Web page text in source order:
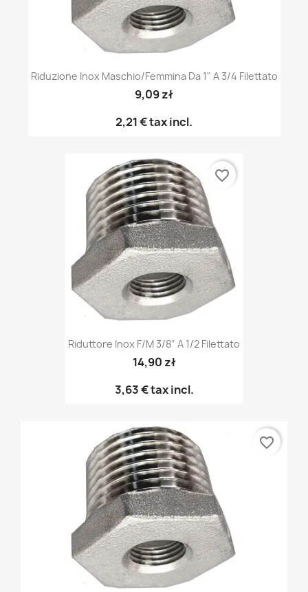
Riduzione Inox Maschio/femmina Da 1" A 3/4 Filettato
9,09 zł
2,21 €tax incl.
Riduttore Inox F/M 3/8" A 1/2 Filettato
14,90 zł
3,63 €tax incl.
favorite_border
favorite_border